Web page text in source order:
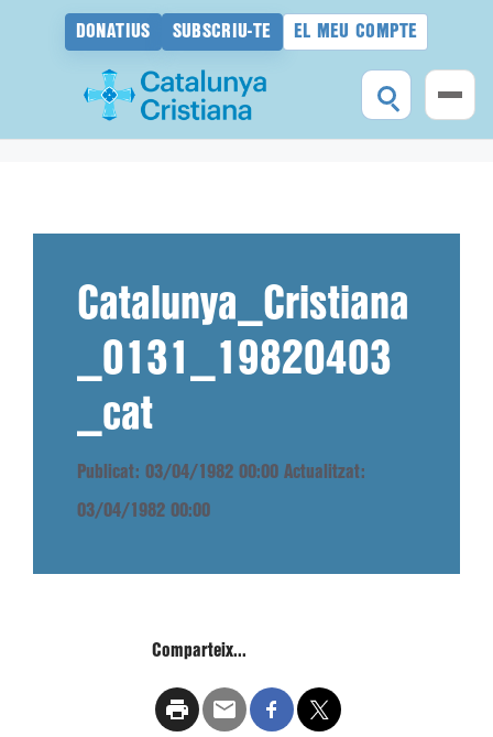
DONATIUS SUBSCRIU-TE EL MEU COMPTE
Catalunya_Cristiana
_0131_19820403
_cat
Publicat: 03/04/1982 00:00 Actualitzat:
03/04/1982 00:00
Comparteix...